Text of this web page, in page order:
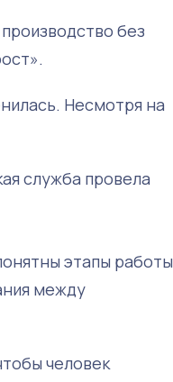
без
Несмотря на
служба провела
этапы работы
между
человек